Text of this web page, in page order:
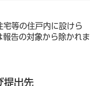
等の住戸内に設けら
告の対象から除かれま
提出先